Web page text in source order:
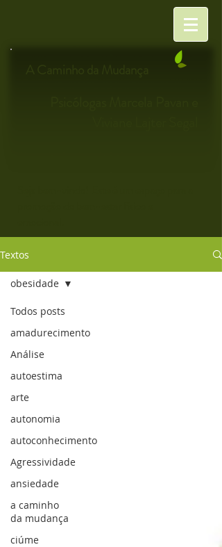
Textos
Todos posts
amadurecimento
Análise
autoestima
arte
autonomia
autoconhecimento
Agressividade
ansiedade
a caminho
da mudança
ciúme
obesidade